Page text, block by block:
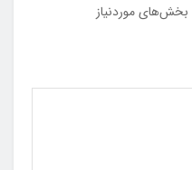
بخش‌های موردنیاز